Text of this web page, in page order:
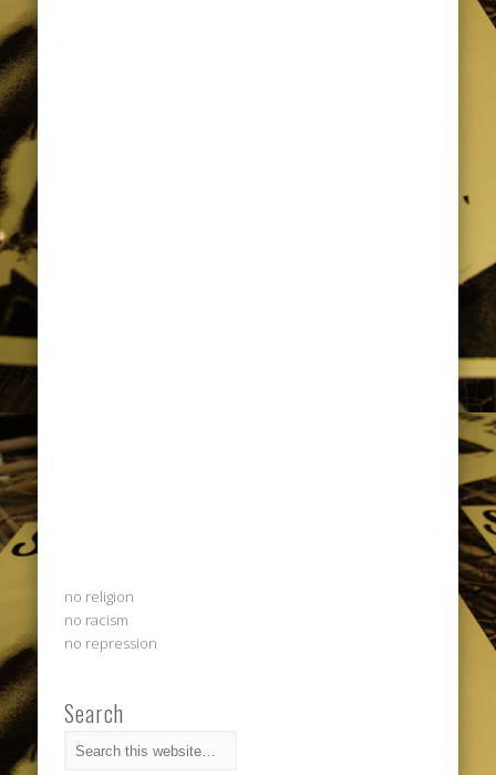
no religion
no racism
no repression
Search